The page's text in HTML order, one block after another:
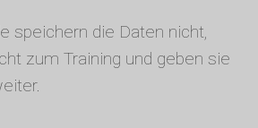
speichern die Daten nicht,
zum Training und geben sie